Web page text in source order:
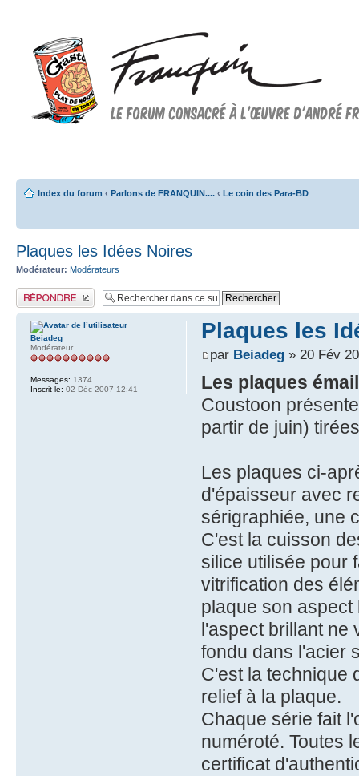
Index du forum ‹ Parlons de FRANQUIN.... ‹ Le coin des Para-BD
Plaques les Idées Noires
Modérateur: Modérateurs
Publier une réponse
Plaques les
par Beiadeg» 20 Fév
Les plaques
Coustoon
partir de juin)
Les plaques ci-
d'épaisseur avec
sérigraphiée, une
C'est la cuisson
silice utilisée pour
vitrification des
plaque son
l'aspect brillant ne
fondu dans l'acier
C'est la technique
relief à la plaque.
Chaque série fait
numéroté. Toutes
certificat
Beiadeg
Modérateur
Messages: 1374
Inscrit le: 02 Déc 2007 12:41